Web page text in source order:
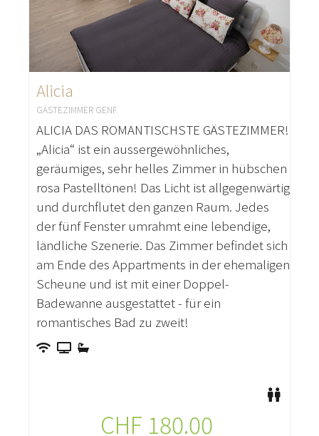
Alicia
GÄSTEZIMMER GENF
ALICIA DAS ROMANTISCHSTE GÄSTEZIMMER!
„Alicia“ ist ein aussergewöhnliches,
geräumiges, sehr helles Zimmer in hübschen
rosa Pastelltönen! Das Licht ist allgegenwärtig
und durchflutet den ganzen Raum. Jedes
der fünf Fenster umrahmt eine lebendige,
ländliche Szenerie. Das Zimmer befindet sich
am Ende des Appartments in der ehemaligen
Scheune und ist mit einer Doppel-
Badewanne ausgestattet - für ein
romantisches Bad zu zweit!
CHF 180.00